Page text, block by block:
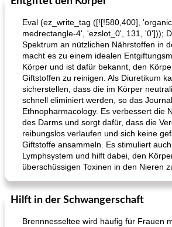
Eval (ez_write_tag ([![!580,400],
medrectangle-4', 'ezslot_0', 131, '0']));
Spektrum an nützlichen Nährstoffen in
macht es zu einem idealen
Körper und ist dafür bekannt, den
Giftstoffen zu reinigen. Als Diuretikum
sicherstellen, dass die im Körper
schnell eliminiert werden, so das
Ethnopharmacology. Es verbessert die
des Darms und sorgt dafür, dass die
reibungslos verlaufen und sich keine
Giftstoffe ansammeln. Es stimuliert
Lymphsystem und hilft dabei, den
überschüssigen Toxinen in den Nieren
Hilft in der Schwangerschaft
Brennnesseltee wird häufig für Frauen